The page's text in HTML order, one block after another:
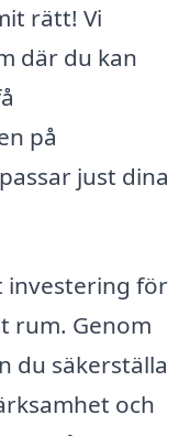
rätt! Vi
där du kan
på
just dina
investering för
rum. Genom
du säkerställa
och